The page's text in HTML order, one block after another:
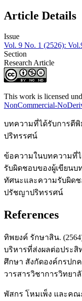
Article Details
Issue
Vol. 9 No. 1 (2526):
Section
Research Article
This work is licensed
NonCommercial-
บทความที่ได้รับการตี
ปริทรรศน์
ข้อความในบทความที่
รับผิดชอบของผู้เขียน
ทัศนะและความรับผิด
ปรัชญาปริทรรศน์
References
ทิพยงค์ รักษาสิน.
บริหารที่ส่งผลต่อประ
ศึกษา สังกัดองค์กรปก
วารสารวิชาการวิทยาลั
พัสกร โหมเพ็ง และคณ